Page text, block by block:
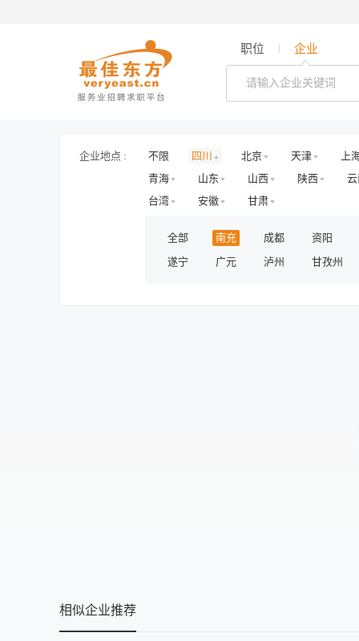
职位 企业
企业地点 : 不限 四川 北京 天津
上
青海
山东 山西 陕西
台湾
安徽 甘肃
全部 南充 成都
资阳
遂宁
广元 泸州 甘孜州
相似企业推荐